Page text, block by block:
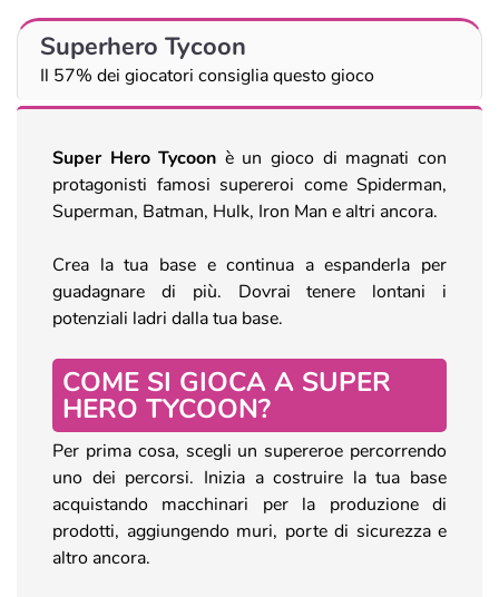
Superhero Tycoon
Il 57% dei giocatori consiglia questo gioco
Super Hero Tycoon è un gioco di magnati con
protagonisti famosi supereroi come Spiderman,
Superman, Batman, Hulk, Iron Man e altri ancora.
Crea la tua base e continua a espanderla per
guadagnare di più. Dovrai tenere lontani i
potenziali ladri dalla tua base.
COME SI GIOCA A SUPER
HERO TYCOON?
Per prima cosa, scegli un supereroe percorrendo
uno dei percorsi. Inizia a costruire la tua base
acquistando macchinari per la produzione di
prodotti, aggiungendo muri, porte di sicurezza e
altro ancora.